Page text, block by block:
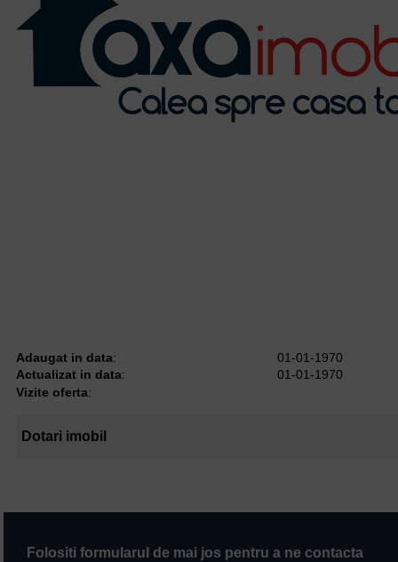
Adaugat in data:
01-01-1970
Actualizat in data:
01-01-1970
Vizite oferta:
Dotari imobil
Folositi formularul de mai jos pentru a ne contacta